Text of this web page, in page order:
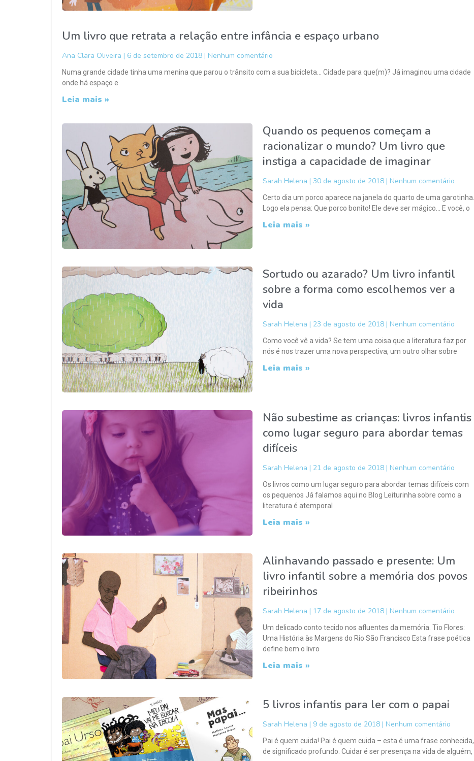
Um livro que retrata a relação entre infância e espaço urbano
Ana Clara Oliveira 6 de setembro de 2018 Nenhum comentário
Numa grande cidade tinha uma menina que parou o trânsito com a sua bicicleta… Cidade para que(m)? Já imaginou uma cidade
onde há espaço e
Leia mais »
Quando os pequenos começam a
racionalizar o mundo? Um livro que
instiga a capacidade de imaginar
Sarah Helena 30 de agosto de 2018 Nenhum comentário
Certo dia um porco aparece na janela do quarto de uma garotinha.
Logo ela pensa: Que porco bonito! Ele deve ser mágico… E você, o
Leia mais »
Sortudo ou azarado? Um livro infantil
sobre a forma como escolhemos ver a
vida
Sarah Helena 23 de agosto de 2018 Nenhum comentário
Como você vê a vida? Se tem uma coisa que a literatura faz por
nós é nos trazer uma nova perspectiva, um outro olhar sobre
Leia mais »
Não subestime as crianças: livros infantis
como lugar seguro para abordar temas
difíceis
Sarah Helena 21 de agosto de 2018 Nenhum comentário
Os livros como um lugar seguro para abordar temas difíceis com
os pequenos Já falamos aqui no Blog Leiturinha sobre como a
literatura é atemporal
Leia mais »
Alinhavando passado e presente: Um
livro infantil sobre a memória dos povos
ribeirinhos
Sarah Helena 17 de agosto de 2018 Nenhum comentário
Um delicado conto tecido nos afluentes da memória. Tio Flores:
Uma História às Margens do Rio São Francisco Esta frase poética
define bem o livro
Leia mais »
5 livros infantis para ler com o papai
Sarah Helena 9 de agosto de 2018 Nenhum comentário
Pai é quem cuida! Pai é quem cuida – esta é uma frase conhecida,
de significado profundo. Cuidar é ser presença na vida de alguém,